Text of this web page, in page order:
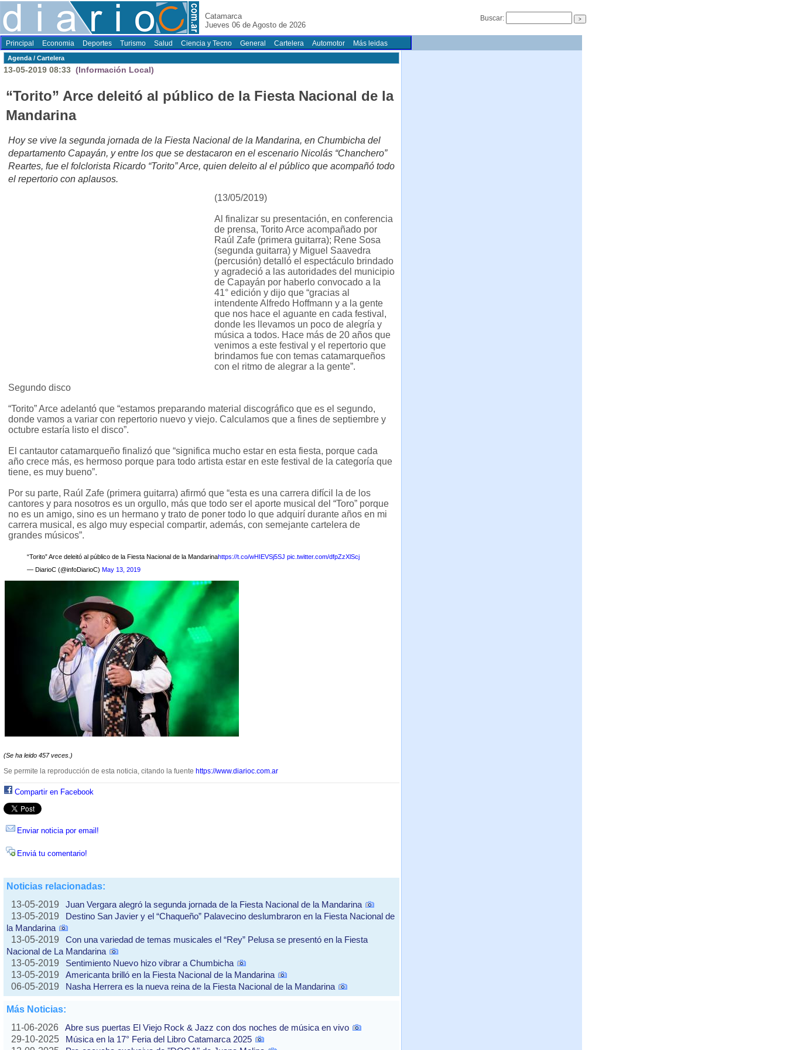
Catamarca
Jueves 06 de Agosto de 2026
Buscar:
Principal Economia Deportes Turismo Salud Ciencia y Tecno General Cartelera Automotor Más leidas
Agenda / Cartelera
13-05-2019 08:33 (Información Local)
“Torito” Arce deleitó al público de la Fiesta Nacional de la
Mandarina
Hoy se vive la segunda jornada de la Fiesta Nacional de la Mandarina, en Chumbicha del
departamento Capayán, y entre los que se destacaron en el escenario Nicolás “Chanchero”
Reartes, fue el folclorista Ricardo “Torito” Arce, quien deleito al el público que acompañó todo
el repertorio con aplausos.
(13/05/2019)
Al finalizar su presentación, en conferencia
de prensa, Torito Arce acompañado por
Raúl Zafe (primera guitarra); Rene Sosa
(segunda guitarra) y Miguel Saavedra
(percusión) detalló el espectáculo brindado
y agradeció a las autoridades del municipio
de Capayán por haberlo convocado a la
41° edición y dijo que “gracias al
intendente Alfredo Hoffmann y a la gente
que nos hace el aguante en cada festival,
donde les llevamos un poco de alegría y
música a todos. Hace más de 20 años que
venimos a este festival y el repertorio que
brindamos fue con temas catamarqueños
con el ritmo de alegrar a la gente”.
Segundo disco
“Torito” Arce adelantó que “estamos preparando material discográfico que es el segundo,
donde vamos a variar con repertorio nuevo y viejo. Calculamos que a fines de septiembre y
octubre estaría listo el disco”.
El cantautor catamarqueño finalizó que “significa mucho estar en esta fiesta, porque cada
año crece más, es hermoso porque para todo artista estar en este festival de la categoría que
tiene, es muy bueno”.
Por su parte, Raúl Zafe (primera guitarra) afirmó que “esta es una carrera difícil la de los
cantores y para nosotros es un orgullo, más que todo ser el aporte musical del “Toro” porque
no es un amigo, sino es un hermano y trato de poner todo lo que adquirí durante años en mi
carrera musical, es algo muy especial compartir, además, con semejante cartelera de
grandes músicos”.
“Torito” Arce deleitó al público de la Fiesta Nacional de la Mandarinahttps://t.co/wHIEVSj5SJ pic.twitter.com/dfpZzXlScj
— DiarioC (@infoDiarioC) May 13, 2019
(Se ha leido 457 veces.)
Se permite la reproducción de esta noticia, citando la fuente https://www.diarioc.com.ar
Compartir en Facebook
Enviar noticia por email!
Enviá tu comentario!
Noticias relacionadas:
13-05-2019
Juan Vergara alegró la segunda jornada de la Fiesta Nacional de la Mandarina
13-05-2019
Destino San Javier y el “Chaqueño” Palavecino deslumbraron en la Fiesta Nacional de
la Mandarina
13-05-2019
Con una variedad de temas musicales el “Rey” Pelusa se presentó en la Fiesta
Nacional de La Mandarina
13-05-2019
Sentimiento Nuevo hizo vibrar a Chumbicha
13-05-2019
Americanta brilló en la Fiesta Nacional de la Mandarina
06-05-2019
Nasha Herrera es la nueva reina de la Fiesta Nacional de la Mandarina
Más Noticias:
11-06-2026
Abre sus puertas El Viejo Rock & Jazz con dos noches de música en vivo
29-10-2025
Música en la 17° Feria del Libro Catamarca 2025